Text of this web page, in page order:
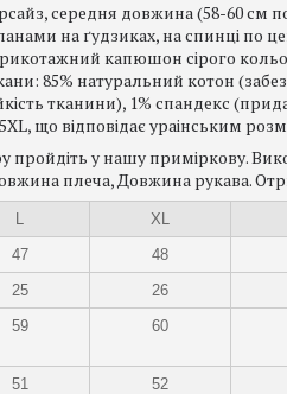
середня довжина (58-60 см
на ґудзиках, на спинці по
капюшон сірого
85% натуральний котон
тканини), 1% спандекс
що відповідає ураінським
пройдіть у нашу приміркову.
плеча, Довжина рукава.
L XL
47 48
25 26
59 60
51 52